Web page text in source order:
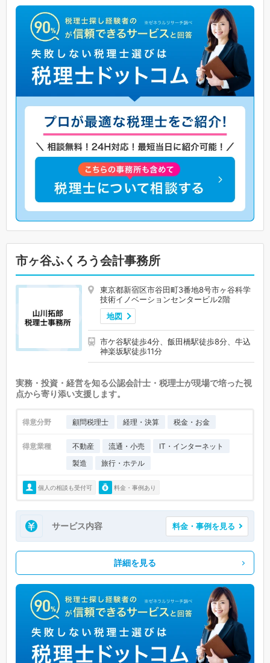
市ヶ谷ふくろう会計事務所
東京都新宿区市谷田町3番地8号市ヶ谷科学
技術イノベーションセンタービル2階
地図
市ケ谷駅徒歩4分、飯田橋駅徒歩8分、牛込
神楽坂駅徒歩11分
実務・投資・経営を知る公認会計士・税理士が現場で培った視
点から寄り添い支援します。
得意分野 顧問税理士 経理・決算 税金・お金
得意業種 不動産 流通・小売
IT・インターネット
製造
旅行・ホテル
個人の相談も受付可 料金・事例あり
サービス内容 料金・事例を見る
詳細を見る